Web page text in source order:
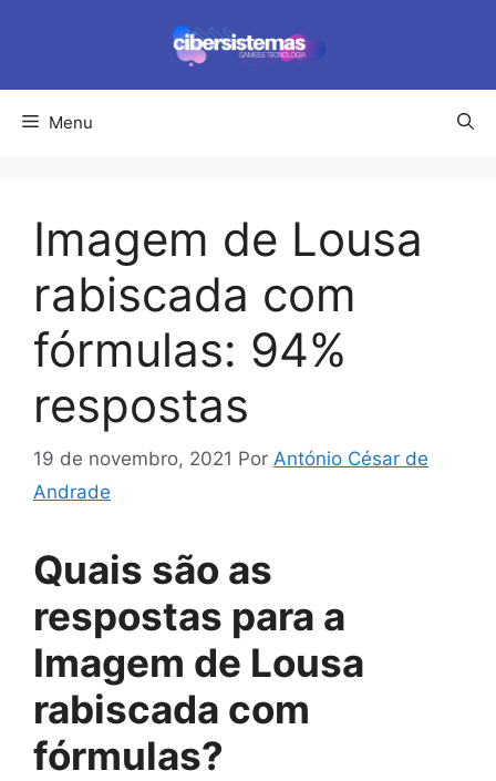
conteúdo
Menu
Imagem de Lousa
rabiscada com
fórmulas: 94%
respostas
19 de novembro, 2021 Por António César de
Andrade
Quais são as
respostas para a
Imagem de Lousa
rabiscada com
fórmulas?